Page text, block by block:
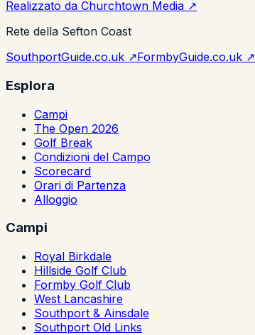
Realizzato da Churchtown Media ↗
Rete della Sefton Coast
SouthportGuide.co.uk ↗FormbyGuide.co.uk ↗
Esplora
Campi
The Open 2026
Golf Break
Condizioni del Campo
Scorecard
Orari di Partenza
Alloggio
Campi
Royal Birkdale
Hillside Golf Club
Formby Golf Club
West Lancashire
Southport & Ainsdale
Southport Old Links